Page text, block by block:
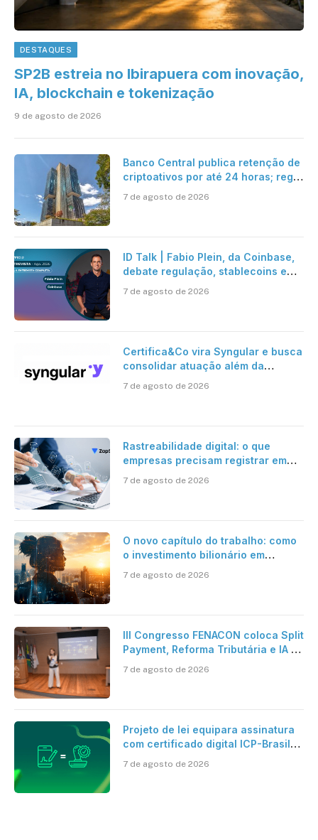
DESTAQUES
SP2B estreia no Ibirapuera com inovação,
IA, blockchain e tokenização
9 de agosto de 2026
Banco Central publica retenção de
criptoativos por até 24 horas; regra
7 de agosto de 2026
ID Talk | Fabio Plein, da Coinbase,
debate regulação, stablecoins e
7 de agosto de 2026
Certifica&Co vira Syngular e busca
consolidar atuação além da
7 de agosto de 2026
Rastreabilidade digital: o que
empresas precisam registrar em
7 de agosto de 2026
O novo capítulo do trabalho: como
o investimento bilionário em
verdadeira era da inteligência
7 de agosto de 2026
III Congresso FENACON coloca Split
Payment, Reforma Tributária e IA no
7 de agosto de 2026
Projeto de lei equipara assinatura
com certificado digital ICP-Brasil
cartório
7 de agosto de 2026